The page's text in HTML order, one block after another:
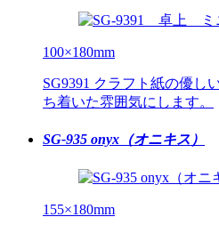
100×180mm
SG9391 クラフト紙の優し
ち着いた雰囲気にします。
SG-935 onyx（オニキス）
155×180mm